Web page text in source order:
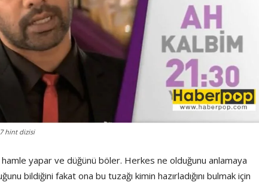
hint dizisi
yapar ve düğünü böler. Herkes ne olduğunu anlamaya
bildiğini fakat ona bu tuzağı kimin hazırladığını bulmak için